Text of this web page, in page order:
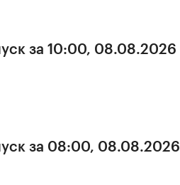
за 10:00, 08.08.2026
за 08:00, 08.08.2026